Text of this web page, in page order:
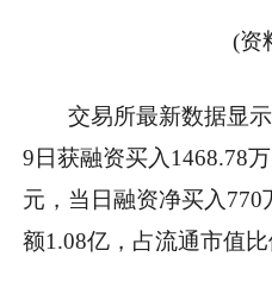
(资
交易所最新数据显
9日获融资买入1468.78
元，当日融资净买入
额1.08亿，占流通市值比